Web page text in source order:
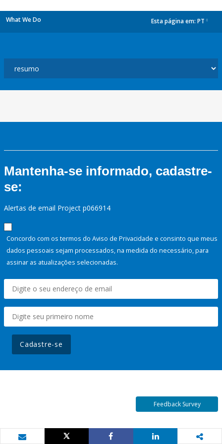
What We Do Esta página em: PT
Mantenha-se informado, cadastre-
se:
Alertas de email Project p066914
Concordo com os termos do Aviso de Privacidade e consinto que meus
dados pessoais sejam processados, na medida do necessário, para
assinar as atualizações selecionadas.
Cadastre-se
Feedback Survey